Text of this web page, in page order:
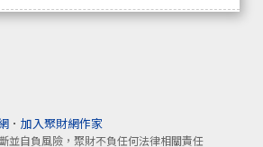
． 加入聚財網作家
並自負風險，聚財不負任何法律相關責任